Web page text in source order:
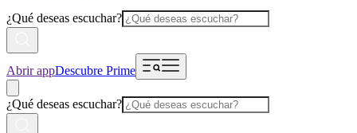
¿Qué deseas escuchar?
Abrir appDescubre Prime
¿Qué deseas escuchar?